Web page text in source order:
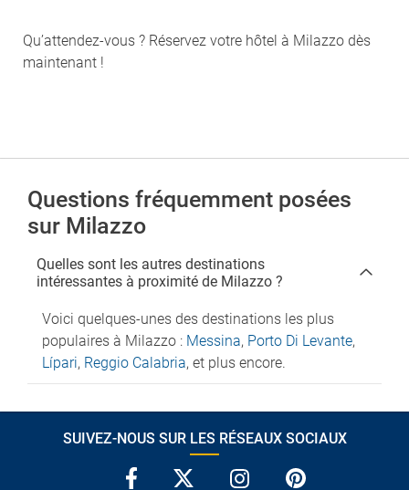
Qu’attendez-vous ? Réservez votre hôtel à Milazzo dès
maintenant !
Questions fréquemment posées
sur Milazzo
Quelles sont les autres destinations
intéressantes à proximité de Milazzo ?
Voici quelques-unes des destinations les plus
populaires à Milazzo : Messina, Porto Di Levante,
Lípari, Reggio Calabria, et plus encore.
SUIVEZ-NOUS SUR LES RÉSEAUX SOCIAUX